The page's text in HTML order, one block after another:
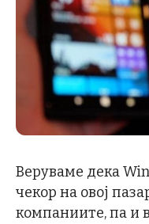
Веруваме дека
чекор на овој
компаниите, па и